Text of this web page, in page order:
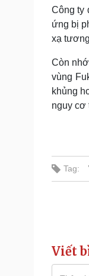
Công ty
ứng bị
xạ
Còn
vùng
khủng
nguy cơ
Tag:
Viết